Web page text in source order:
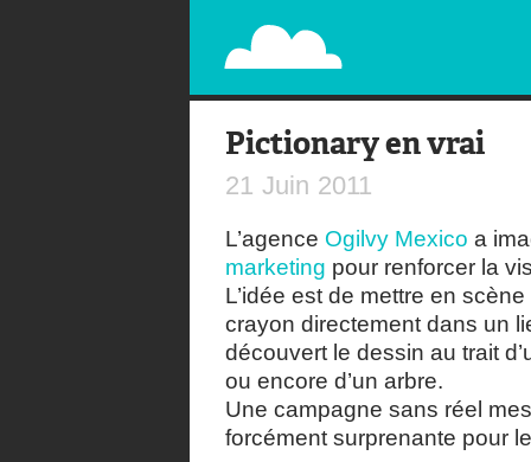
PAPERPLANE
STREET, AMBIENT, GUÉRILLA MARKETING
Pictionary en vrai
21 Juin 2011
L’agence Ogilvy Mexico a
marketing pour renforcer la
L’idée est de mettre en
crayon directement dans un
découvert le dessin au trait
ou encore d’un arbre.
Une campagne sans réel
forcément surprenante pour